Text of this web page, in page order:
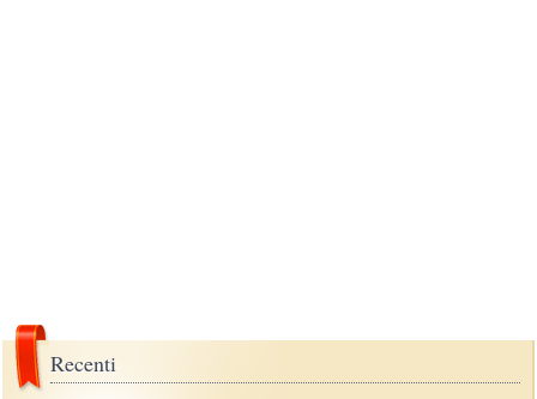
Recenti